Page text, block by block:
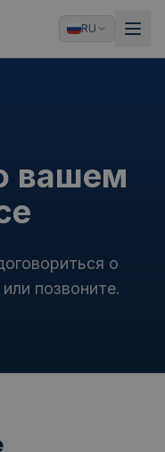
RU
вашем
о
позвоните.